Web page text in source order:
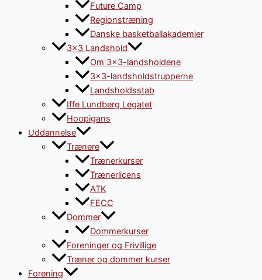
Future Camp
Regionstræning
Danske basketballakademier
3×3 Landshold
Om 3×3-landsholdene
3×3-landsholdstrupperne
Landsholdsstab
Iffe Lundberg Legatet
Hoopigans
Uddannelse
Trænere
Trænerkurser
Trænerlicens
ATK
FECC
Dommer
Dommerkurser
Foreninger og Frivillige
Træner og dommer kurser
Forening